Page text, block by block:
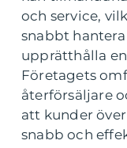
och service,
snabbt
upprätthålla
Företagets
återförsäljare
att kunder
snabb och